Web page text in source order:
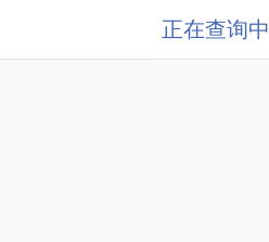
正在查询中